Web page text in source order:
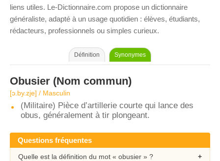
liens utiles. Le-Dictionnaire.com propose un dictionnaire
généraliste, adapté à un usage quotidien : élèves, étudiants,
rédacteurs, professionnels ou simples curieux.
Définition Synonymes
Obusier (Nom commun)
[ɔ.by.zje] / Masculin
(Militaire) Pièce d’artillerie courte qui lance des
obus, généralement à tir plongeant.
Questions fréquentes
Quelle est la définition du mot « obusier » ?